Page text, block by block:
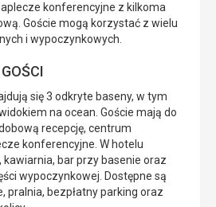
konferencyjne z kilkoma
Goście mogą korzystać z wielu
i wypoczynkowych.
się 3 odkryte baseny, w tym
na ocean. Goście mają do
recepcję, centrum
konferencyjne. W hotelu
kawiarnia, bar przy basenie oraz
wypoczynkowej. Dostępne są
pralnia, bezpłatny parking oraz